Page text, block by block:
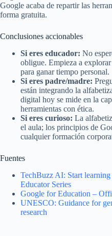
Google acaba de repartir las
forma gratuita.
Conclusiones accionables
Si eres educador: No
obligue. Empieza a
para ganar tiempo personal.
Si eres padre/madre:
están integrando la
digital hoy se mide en la
herramientas con ética.
Si eres curioso: La
el aula; los principios de
cualquier formación
Fuentes
TechBuzz AI: Start
Educator Series
Google for Education –
UNESCO: Guidance for
research